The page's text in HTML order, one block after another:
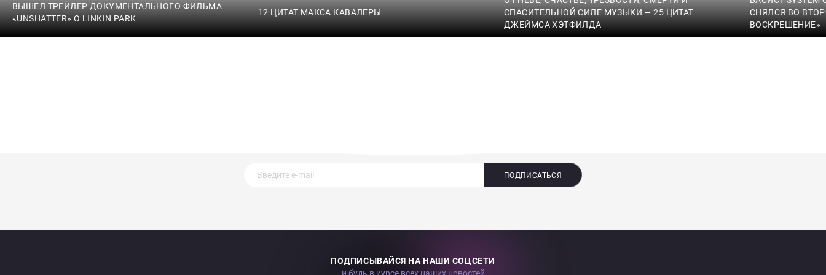
ВЫШЕЛ ТРЕЙЛЕР ДОКУМЕНТАЛЬНОГО ФИЛЬМА
«UNSHATTER» О LINKIN PARK
12 ЦИТАТ МАКСА КАВАЛЕРЫ
СПАСИТЕЛЬНОЙ СИЛЕ МУЗЫКИ — 25 ЦИТАТ
ДЖЕЙМСА ХЭТФИЛДА
СНЯЛСЯ ВО
ВОСКРЕШЕНИЕ»
ПОДПИСАТЬСЯ
ПОДПИСЫВАЙСЯ НА НАШИ СОЦСЕТИ